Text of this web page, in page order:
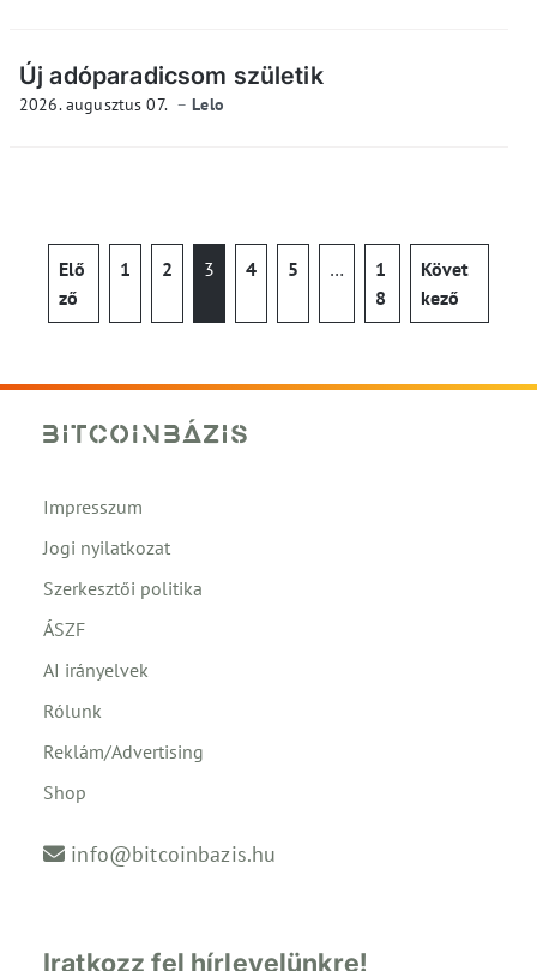
Új adóparadicsom születik
2026. augusztus 07. Lelo
Elő
ző
1 2 3 4 5 …
1
8
Követ
kező
Impresszum
Jogi nyilatkozat
Szerkesztői politika
ÁSZF
AI irányelvek
Rólunk
Reklám/Advertising
Shop
info@bitcoinbazis.hu
Iratkozz fel hírlevelünkre!